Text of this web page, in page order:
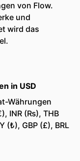
von Flow.
und
wird das
in USD
Währungen
INR (₨), THB
(₺), GBP (£), BRL